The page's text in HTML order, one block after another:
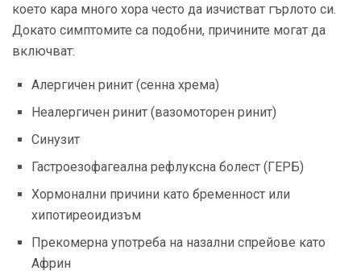
което кара много хора често да изчистват гърлото си.
Докато симптомите са подобни, причините могат да
включват:
Алергичен ринит (сенна хрема)
Неалергичен ринит (вазомоторен ринит)
Синузит
Гастроезофагеална рефлуксна болест (ГЕРБ)
Хормонални причини като бременност или
хипотиреоидизъм
Прекомерна употреба на назални спрейове като
Африн